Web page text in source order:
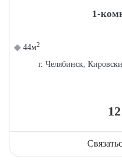
1-
44м2
г. Челябинск,